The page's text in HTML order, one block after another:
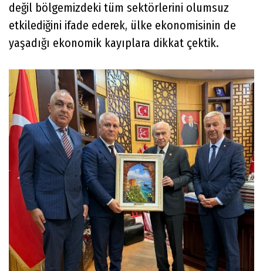
değil bölgemizdeki tüm sektörlerini olumsuz
etkilediğini ifade ederek, ülke ekonomisinin de
yaşadığı ekonomik kayıplara dikkat çektik.